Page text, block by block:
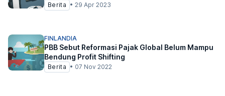
Berita • 29 Apr 2023
FINLANDIA
PBB Sebut Reformasi Pajak Global Belum Mampu
Bendung Profit Shifting
Berita • 07 Nov 2022